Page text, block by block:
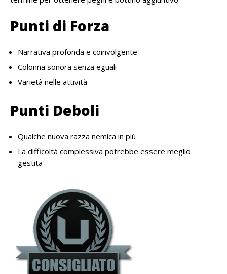
Punti di Forza
Narrativa profonda e coinvolgente
Colonna sonora senza eguali
Varietà nelle attività
Punti Deboli
Qualche nuova razza nemica in più
La difficoltà complessiva potrebbe essere meglio
gestita